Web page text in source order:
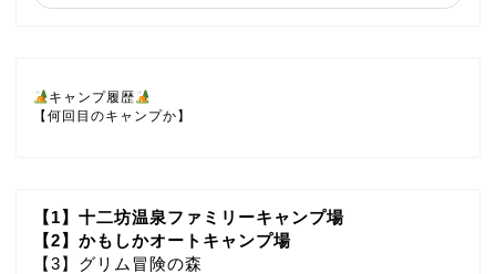
キャンプ履歴
【何回目のキャンプか】
【1】十二坊温泉ファミリーキャンプ場
【2】かもしかオートキャンプ場
【3】グリム冒険の森